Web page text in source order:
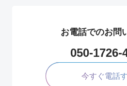
お電話でのお問
050-1726-
今すぐ電話